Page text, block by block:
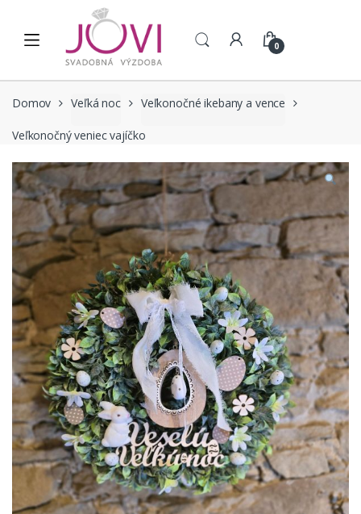
0
Domov Veľká noc Veľkonočné ikebany a vence
Veľkonočný veniec vajíčko